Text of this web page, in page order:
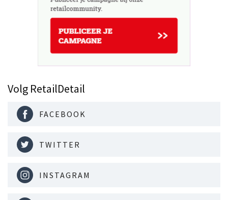
Volg RetailDetail
FACEBOOK
TWITTER
INSTAGRAM